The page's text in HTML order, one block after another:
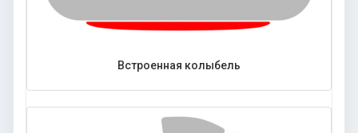
Встроенная колыбель